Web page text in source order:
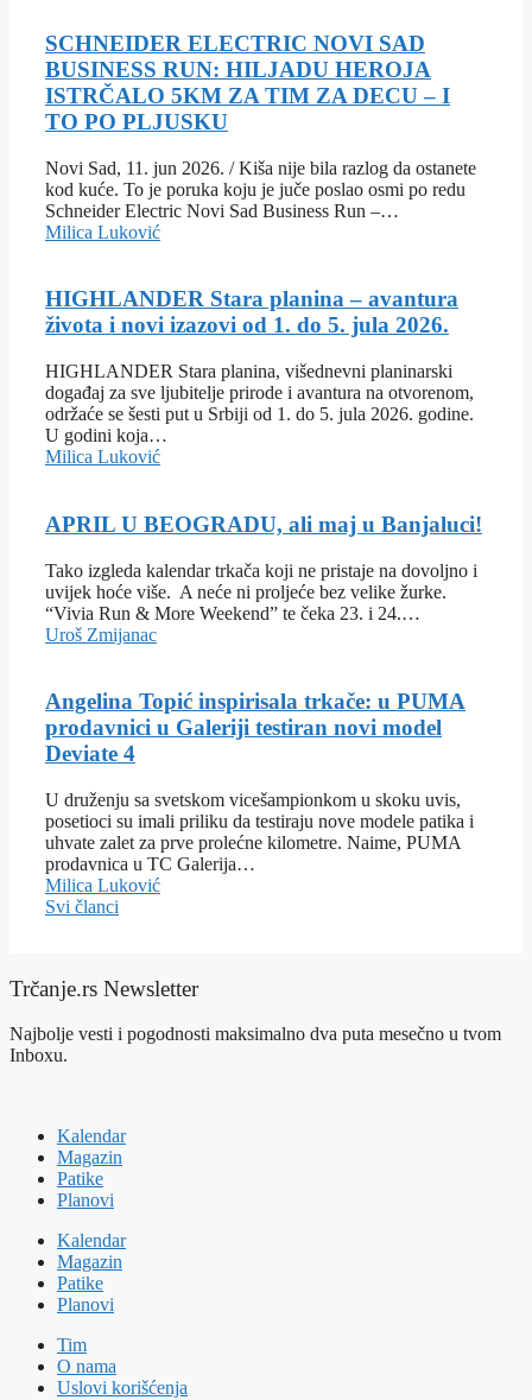
SCHNEIDER ELECTRIC NOVI SAD
BUSINESS RUN: HILJADU HEROJA
ISTRČALO 5KM ZA TIM ZA DECU – I
TO PO PLJUSKU
Novi Sad, 11. jun 2026. / Kiša nije bila razlog da ostanete
kod kuće. To je poruka koju je juče poslao osmi po redu
Schneider Electric Novi Sad Business Run –…
Milica Luković
HIGHLANDER Stara planina – avantura
života i novi izazovi od 1. do 5. jula 2026.
HIGHLANDER Stara planina, višednevni planinarski
događaj za sve ljubitelje prirode i avantura na otvorenom,
održaće se šesti put u Srbiji od 1. do 5. jula 2026. godine.
U godini koja…
Milica Luković
APRIL U BEOGRADU, ali maj u Banjaluci!
Tako izgleda kalendar trkača koji ne pristaje na dovoljno i
uvijek hoće više. A neće ni proljeće bez velike žurke.
“Vivia Run & More Weekend” te čeka 23. i 24.…
Uroš Zmijanac
Angelina Topić inspirisala trkače: u PUMA
prodavnici u Galeriji testiran novi model
Deviate 4
U druženju sa svetskom vicešampionkom u skoku uvis,
posetioci su imali priliku da testiraju nove modele patika i
uhvate zalet za prve prolećne kilometre. Naime, PUMA
prodavnica u TC Galerija…
Milica Luković
Svi članci
Trčanje.rs Newsletter
Najbolje vesti i pogodnosti maksimalno dva puta mesečno u tvom
Inboxu.
Kalendar
Magazin
Patike
Planovi
Kalendar
Magazin
Patike
Planovi
Tim
O nama
Uslovi korišćenja